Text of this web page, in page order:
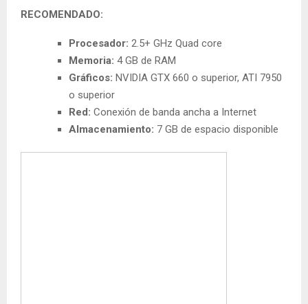
RECOMENDADO:
Procesador: 2.5+ GHz Quad core
Memoria: 4 GB de RAM
Gráficos: NVIDIA GTX 660 o superior, ATI 7950
o superior
Red: Conexión de banda ancha a Internet
Almacenamiento: 7 GB de espacio disponible